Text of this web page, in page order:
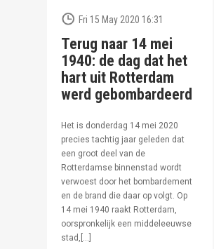
Fri 15 May 2020 16:31
Terug naar 14 mei
1940: de dag dat het
hart uit Rotterdam
werd gebombardeerd
Het is donderdag 14 mei 2020
precies tachtig jaar geleden dat
een groot deel van de
Rotterdamse binnenstad wordt
verwoest door het bombardement
en de brand die daar op volgt. Op
14 mei 1940 raakt Rotterdam,
oorspronkelijk een middeleeuwse
stad,[…]